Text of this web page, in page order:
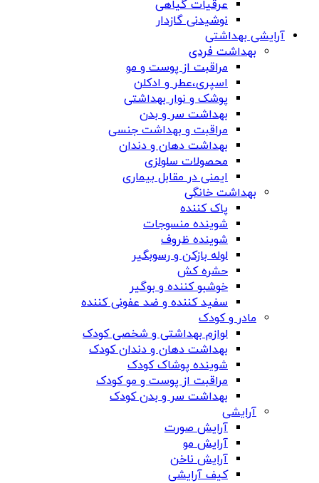
عرقیات گیاهی
نوشیدنی گازدار
آرایشی بهداشتی
بهداشت فردی
مراقبت از پوست و مو
اسپری،عطر و ادکلن
پوشک و نوار بهداشتی
بهداشت سر و بدن
مراقبت و بهداشت جنسی
بهداشت دهان و دندان
محصولات سلولزی
ایمنی در مقابل بیماری
بهداشت خانگی
پاک کننده
شوینده منسوجات
شوینده ظروف
لوله بازکن و رسوبگیر
حشره کش
خوشبو کننده و بوگیر
سفید کننده و ضد عفونی کننده
مادر و کودک
لوازم بهداشتی و شخصی کودک
بهداشت دهان و دندان کودک
شوینده پوشاک کودک
مراقبت از پوست و مو کودک
بهداشت سر و بدن کودک
آرایشی
آرایش صورت
آرایش مو
آرایش ناخن
کیف آرایشی